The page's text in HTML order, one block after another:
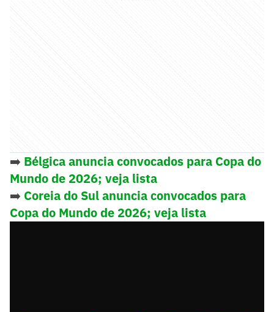
➡️ Bélgica anuncia convocados para Copa do
Mundo de 2026; veja lista
➡️ Coreia do Sul anuncia convocados para
Copa do Mundo de 2026; veja lista